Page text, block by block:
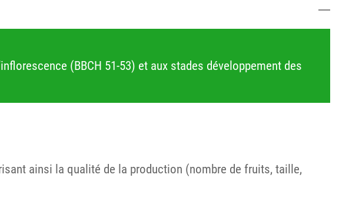
(BBCH 51-53) et aux stades développement des
ainsi la qualité de la production (nombre de fruits, taille,